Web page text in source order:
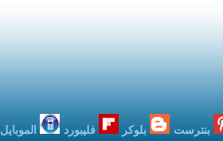
بنترست بلوكر فليبورد الموبايل